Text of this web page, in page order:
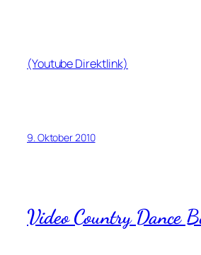
(Youtube Direktlink)
9. Oktober 2010
Video Country Dance